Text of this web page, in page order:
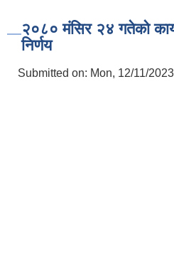
२०८० मंसिर २४ गतेको
निर्णय
Submitted on: Mon, 12/11/